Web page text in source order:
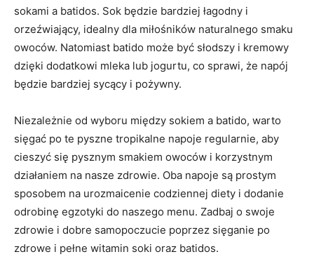
sokami a​ batidos.⁤ Sok⁤ będzie bardziej łagodny i
orzeźwiający, idealny dla ‌miłośników naturalnego smaku
owoców. Natomiast batido może być‍ słodszy i kremowy
dzięki dodatkowi mleka lub jogurtu, co sprawi,⁢ że napój
będzie bardziej sycący i pożywny.
Niezależnie⁢ od‍ wyboru między sokiem a batido, warto
sięgać po te pyszne tropikalne napoje regularnie, aby
cieszyć się pysznym ⁤smakiem owoców ⁣i korzystnym
działaniem na nasze zdrowie. Oba napoje są prostym
sposobem na urozmaicenie codziennej‌ diety‍ i dodanie⁤
odrobinę egzotyki do naszego menu. Zadbaj o swoje
zdrowie ​i dobre samopoczucie poprzez sięganie po
zdrowe ‌i pełne witamin soki oraz‌ batidos.